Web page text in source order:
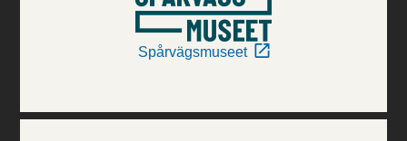
Spårvägsmuseet